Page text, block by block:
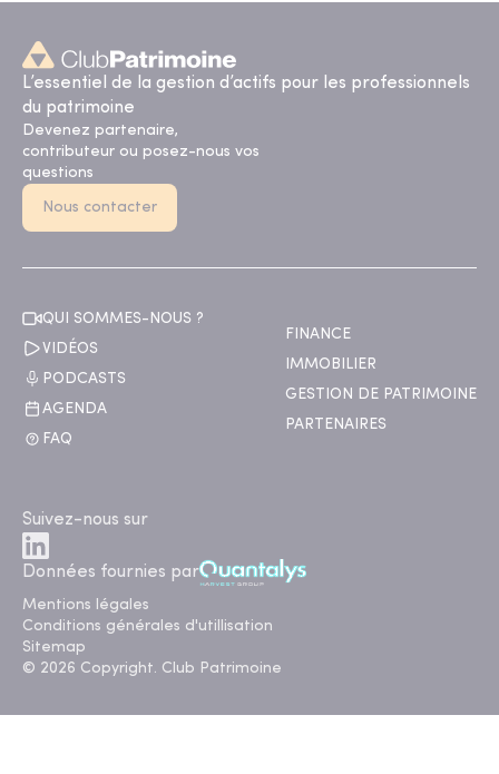
L’essentiel de la gestion d’actifs pour les professionnels
du patrimoine
Devenez partenaire,
contributeur ou posez-nous vos
questions
Nous contacter
QUI SOMMES-NOUS ?
VIDÉOS
PODCASTS
AGENDA
FAQ
FINANCE
IMMOBILIER
GESTION DE PATRIMOINE
PARTENAIRES
Suivez-nous sur
Données fournies par
Mentions légales
Conditions générales d'utillisation
Sitemap
© 2026 Copyright. Club Patrimoine